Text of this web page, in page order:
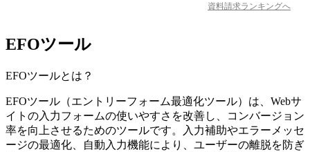
資料請求ランキングへ
EFOツール
EFOツールとは？
EFOツール（エントリーフォーム最適化ツール）は、Webサ
イトの入力フォームの使いやすさを改善し、コンバージョン
率を向上させるためのツールです。入力補助やエラーメッセ
ージの最適化、自動入力機能により、ユーザーの離脱を防ぎ